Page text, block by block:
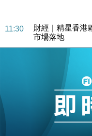
11:30
財經｜精星香港
市場落地
地產｜大酒店
國際｜特朗普
財經｜香港7月
11:40
財經｜黑石傳再